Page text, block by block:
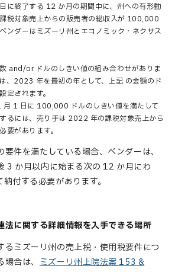
に終了する 12 か月の期間中に、州への有形動
税対象売上からの販売者の総収入が 100,000
ンダーはミズーリ州とエコノミック・ネクサス
and/or ドルのしきい値の組み合わせがありま
、2023 年を最初の年として、上記 の金額のド
定されます。
1 日に 100,000 ドルのしきい値を満たして
るには、売り手は 2022 年の課税対象売上から
要があります。
件を満たしている場合、ベンダーは、
3 か月以内に始まる次の 12 か月にわ
付する必要があります。
法に関する詳細情報を入手できる場所
るミズーリ州の売上税・使用税要件につ
合は、 ミズーリ州上院法案 153 &